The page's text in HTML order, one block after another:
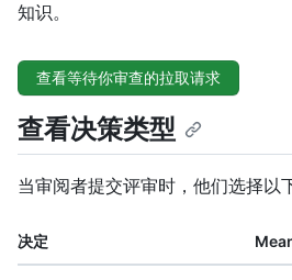
知识。
查看等待你审查的拉取请求
查看决策类型
当审阅者提交评审时，他们选择以
决定